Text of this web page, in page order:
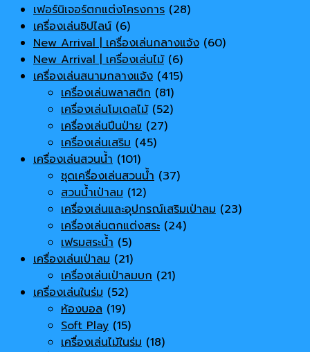
เฟอร์นิเจอร์ตกแต่งโครงการ (28)
เครื่องเล่นซิปไลน์ (6)
New Arrival | เครื่องเล่นกลางแจ้ง (60)
New Arrival | เครื่องเล่นไม้ (6)
เครื่องเล่นสนามกลางแจ้ง (415)
เครื่องเล่นพลาสติก (81)
เครื่องเล่นโมเดลไม้ (52)
เครื่องเล่นปีนป่าย (27)
เครื่องเล่นเสริม (45)
เครื่องเล่นสวนน้ำ (101)
ชุดเครื่องเล่นสวนน้ำ (37)
สวนน้ำเป่าลม (12)
เครื่องเล่นและอุปกรณ์เสริมเป่าลม (23)
เครื่องเล่นตกแต่งสระ (24)
เฟรมสระน้ำ (5)
เครื่องเล่นเป่าลม (21)
เครื่องเล่นเป่าลมบก (21)
เครื่องเล่นในร่ม (52)
ห้องบอล (19)
Soft Play (15)
เครื่องเล่นไม้ในร่ม (18)